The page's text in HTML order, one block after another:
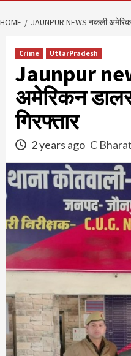
HOME JAUNPUR NEWS नकली
Crime UttarPradesh
Jaunpur
अमेरिकन
गिरफ्तार
2 years ago C Bharat